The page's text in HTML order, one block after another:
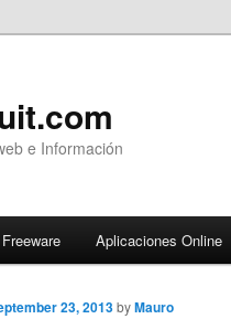
e Información
Freeware Aplicaciones Online
23, 2013 byMauro